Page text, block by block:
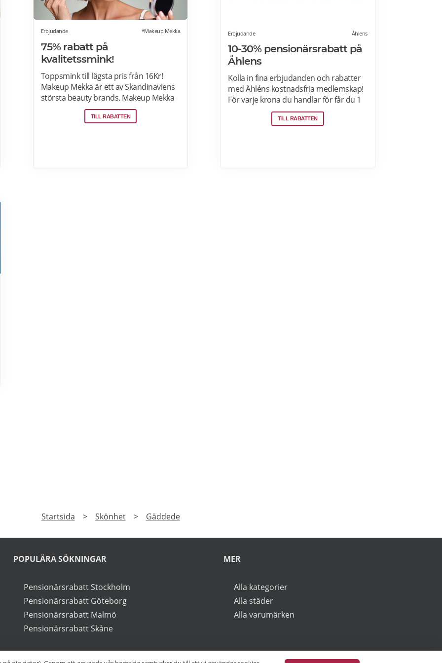
Erbjudande *Makeup Mekka
75% rabatt på
kvalitetssmink!
Toppsmink till lägsta pris från 16Kr!
Makeup Mekka är ett av Skandinaviens
största beauty brands. Makeup Mekka
produkter tillverkas i samma fabriker
som stora internationella beauty
TILL RABATTEN
Erbjudande Åhlens
10-30% pensionärsrabatt på
Åhlens
Kolla in fina erbjudanden och rabatter
med Åhléns kostnadsfria medlemskap!
För varje krona du handlar för får du 1
bonuspoäng. Och för varje 1250 poäng,
får du 25 kronor i bonus. 10-30%
TILL RABATTEN
PRENUMERERA